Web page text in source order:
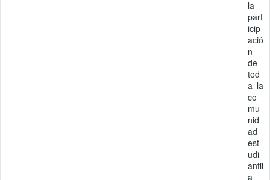
la
part
icip
ació
n
de
tod
a la
co
mu
nid
ad
est
udi
antil
a